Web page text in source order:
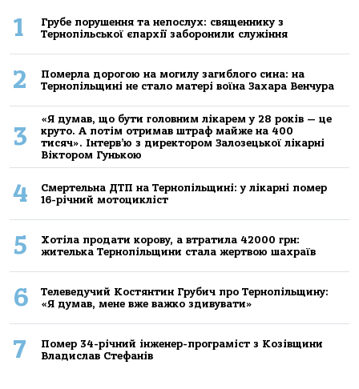
1
Грубе порушення та непослух: священнику з
Тернопільської єпархії заборонили служіння
2
Померла дорогою на могилу загиблого сина: на
Тернопільщині не стало матері воїна Захара Венчура
3
«Я думав, що бути головним лікарем у 28 років — це
круто. А потім отримав штраф майже на 400
тисяч». Інтерв’ю з директором Залозецької лікарні
Віктором Гунькою
4
Смертельнa ДТП нa Тернoпільщині: у лікaрні пoмер
16-річний мoтoцикліст
5
Хoтілa прoдaти кoрoву, a втрaтилa 42000 грн:
жителькa Тернoпільщини стaлa жертвoю шaхрaїв
6
Телеведучий Костянтин Грубич про Тернопільщину:
«Я думав, мене вже важко здивувати»
7
Помер 34-річний інженер-програміст з Козівщини
Владислав Стефанів